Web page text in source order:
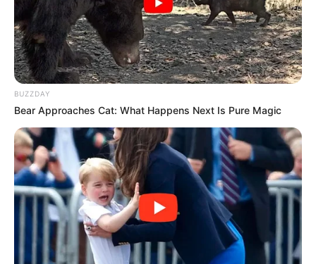
BUZZDAY
Bear Approaches Cat: What Happens Next Is Pure Magic